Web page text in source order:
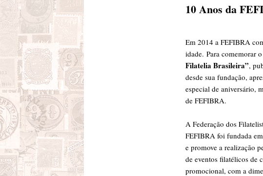
10 Anos da
Em 2014 a FEFIBRA
idade. Para comemorar
Filatelia Brasileira”,
desde sua fundação,
especial de aniversário,
de FEFIBRA.
A Federação dos
FEFIBRA foi fundada
e promove a realização
de eventos filatélicos de
promocional, com a